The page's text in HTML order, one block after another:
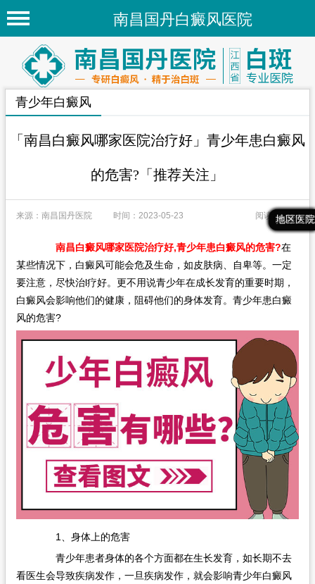
南昌国丹白癜风医院
首页
医院简介
医院新闻
专家团队
白癜风常识
白癜风人群
白癜风部位
地区医院
在线问诊
最新文章
热门文章
推荐文章
地区医院
青少年白癜风
「南昌白癜风哪家医院治疗好」青少年患白癜风
的危害?「推荐关注」
来源：南昌国丹医院 时间：2023-05-23 阅读量：62
南昌白癜风哪家医院治疗好,青少年患白癜风的危害?在
某些情况下，白癜风可能会危及生命，如皮肤病、自卑等。一定
要注意，尽快治l疗好。更不用说青少年在成长发育的重要时期，
白癜风会影响他们的健康，阻碍他们的身体发育。青少年患白癜
风的危害?
1、身体上的危害
青少年患者身体的各个方面都在生长发育，如长期不去
看医生会导致疾病发作，一旦疾病发作，就会影响青少年白癜风